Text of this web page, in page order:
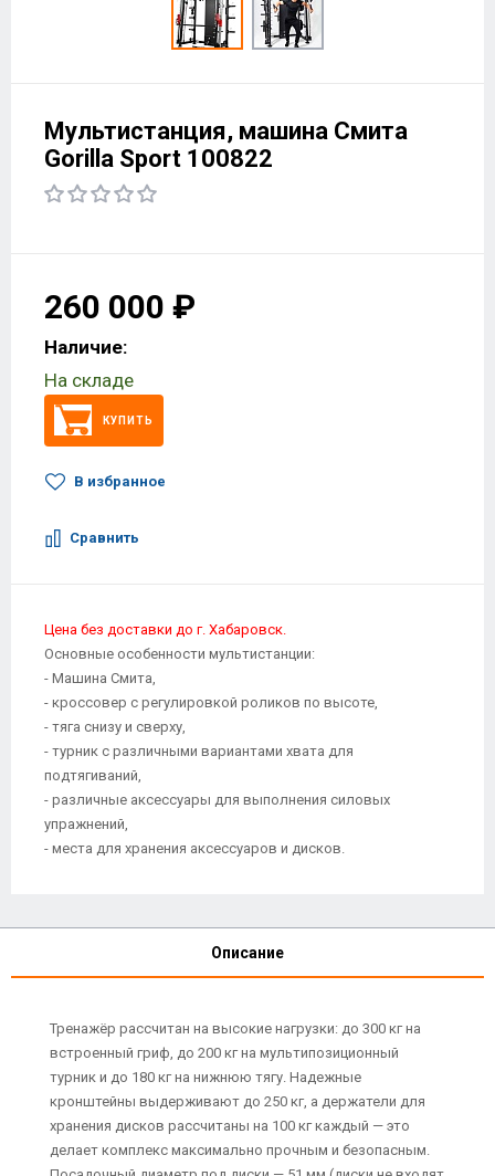
Мультистанция, машина Смита
Gorilla Sport 100822
260 000 ₽
Наличие:
На складе
КУПИТЬ
В избранное
Сравнить
Цена без доставки до г. Хабаровск.
Основные особенности мультистанции:
- Машина Смита,
- кроссовер с регулировкой роликов по высоте,
- тяга снизу и сверху,
- турник с различными вариантами хвата для
подтягиваний,
- различные аксессуары для выполнения силовых
упражнений,
- места для хранения аксессуаров и дисков.
Описание
Тренажёр рассчитан на высокие нагрузки: до 300 кг на
встроенный гриф, до 200 кг на мультипозиционный
турник и до 180 кг на нижнюю тягу. Надежные
кронштейны выдерживают до 250 кг, а держатели для
хранения дисков рассчитаны на 100 кг каждый — это
делает комплекс максимально прочным и безопасным.